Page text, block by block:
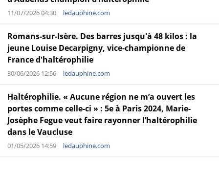
11/07/2026 04:30 ledauphine.com
Romans-sur-Isère. Des barres jusqu'à 48 kilos : la
jeune Louise Decarpigny, vice-championne de
France d'haltérophilie
30/06/2026 12:56 ledauphine.com
Haltérophilie. « Aucune région ne m’a ouvert les
portes comme celle-ci » : 5e à Paris 2024, Marie-
Josèphe Fegue veut faire rayonner l’haltérophilie
dans le Vaucluse
01/05/2026 14:59 ledauphine.com